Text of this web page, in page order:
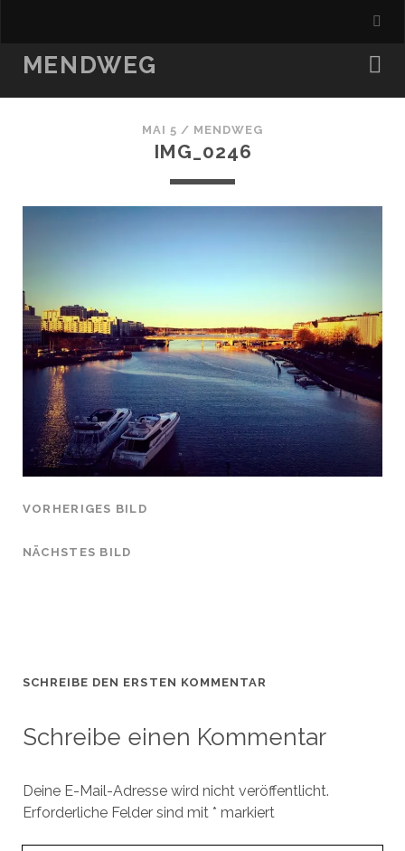
MENDWEG
MAI 5 / MENDWEG
IMG_0246
VORHERIGES BILD
NÄCHSTES BILD
SCHREIBE DEN ERSTEN KOMMENTAR
Schreibe einen Kommentar
Deine E-Mail-Adresse wird nicht veröffentlicht.
Erforderliche Felder sind mit * markiert